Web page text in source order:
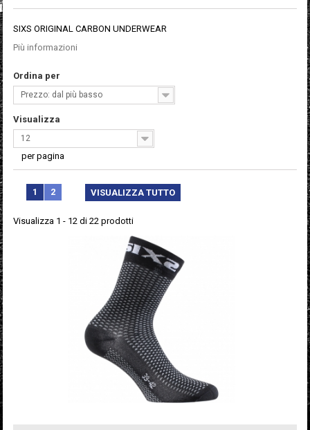
SIXS ORIGINAL CARBON UNDERWEAR
Più informazioni
Ordina per
Prezzo: dal più basso
Visualizza
12
per pagina
VISUALIZZA TUTTO
1 2
Visualizza 1 - 12 di 22 prodotti